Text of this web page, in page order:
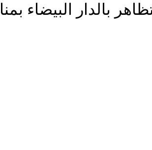
بمناسبة الذكرى 19 لأحداث 16